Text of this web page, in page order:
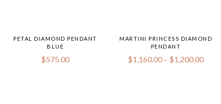
PETAL DIAMOND PENDANT
BLUE
$575.00
MARTINI PRINCESS DIAMOND
PENDANT
$1,160.00 – $1,200.00